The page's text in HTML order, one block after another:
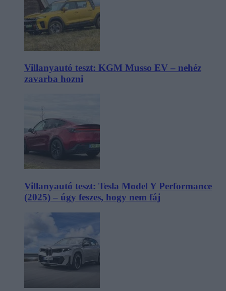
Villanyautó teszt: KGM Musso EV – nehéz
zavarba hozni
Villanyautó teszt: Tesla Model Y Performance
(2025) – úgy feszes, hogy nem fáj